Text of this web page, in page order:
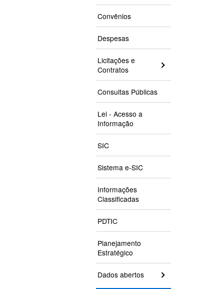
Convênios
Despesas
Licitações e
Contratos
Consultas Públicas
Lei - Acesso a
Informação
SIC
Sistema e-SIC
Informações
Classificadas
PDTIC
Planejamento
Estratégico
Dados abertos